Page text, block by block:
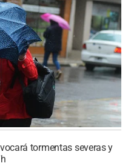
tormentas severas y